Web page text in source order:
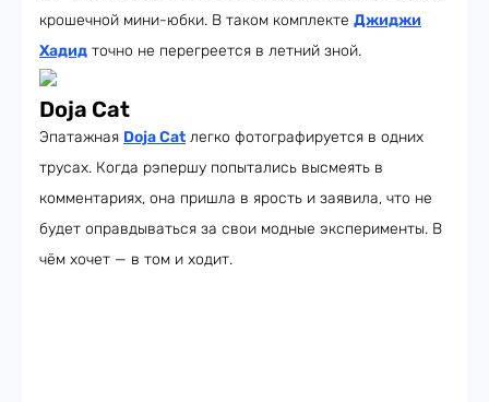
крошечной мини-юбки. В таком комплекте Джиджи
Хадид точно не перегреется в летний зной.
Doja Cat
Эпатажная Doja Cat легко фотографируется в одних
трусах. Когда рэпершу попытались высмеять в
комментариях, она пришла в ярость и заявила, что не
будет оправдываться за свои модные эксперименты. В
чём хочет — в том и ходит.